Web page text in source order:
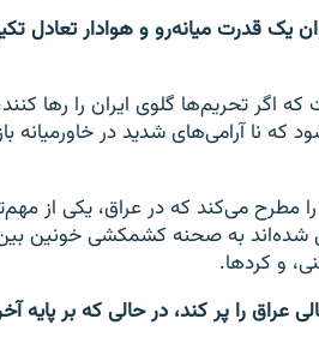
یک قدرت میانه‌رو و هوادار تعادل
تحریم‌ها گلوی ایران را رها
که نا آرامی‌های شدید در خاورمیانه
مطرح می‌کند که در عراق، یکی از
شده‌اند به صحنه کشمکشی خونین
و کردها.
را پر کند، در حالی که بر پایه